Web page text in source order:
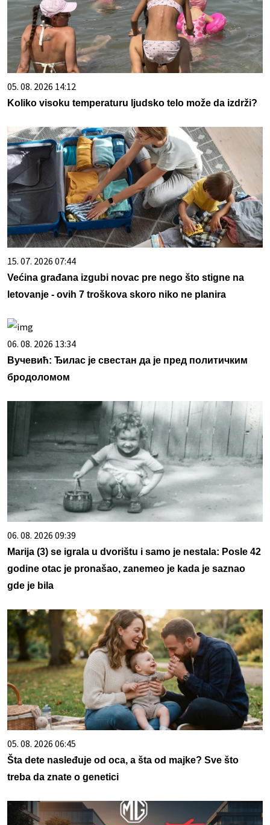
05. 08. 2026 14:12
Koliko visoku temperaturu ljudsko telo može da izdrži?
15. 07. 2026 07:44
Većina građana izgubi novac pre nego što stigne na
letovanje - ovih 7 troškova skoro niko ne planira
06. 08. 2026 13:34
Вучевић: Ђилас је свестан да је пред политичким
бродоломом
06. 08. 2026 09:39
Marija (3) se igrala u dvorištu i samo je nestala: Posle 42
godine otac je pronašao, zanemeo je kada je saznao
gde je bila
05. 08. 2026 06:45
Šta dete nasleđuje od oca, a šta od majke? Sve što
treba da znate o genetici